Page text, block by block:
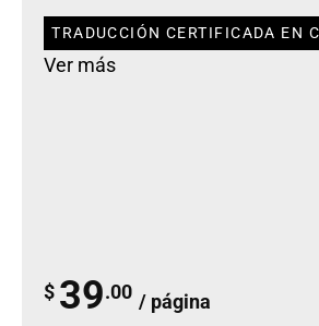
TRADUCCIÓN CERTIFICADA EN
Ver más
$ 39.00 / página